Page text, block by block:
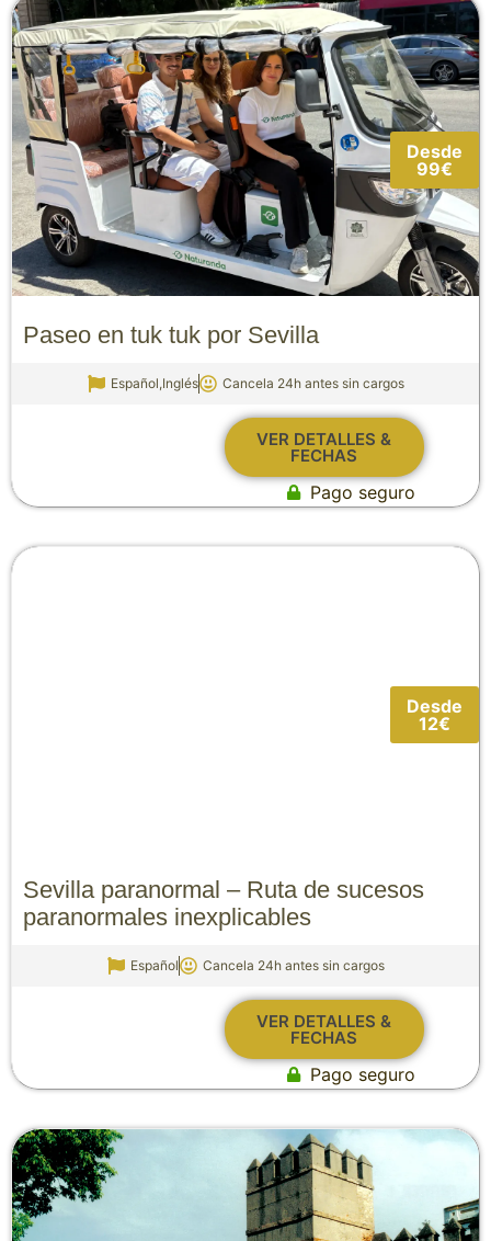
Desde
99€
Paseo en tuk tuk por Sevilla
Español,Inglés Cancela 24h antes sin cargos
VER DETALLES &
FECHAS
Pago seguro
Desde
12€
Sevilla paranormal – Ruta de sucesos
paranormales inexplicables
Español Cancela 24h antes sin cargos
VER DETALLES &
FECHAS
Pago seguro